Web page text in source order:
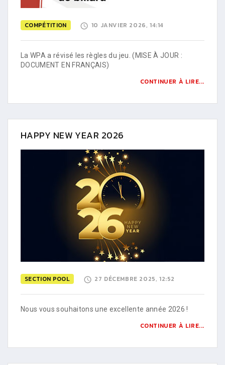
COMPÉTITION 10 JANVIER 2026, 14:14
La WPA a révisé les règles du jeu. (MISE À JOUR :
DOCUMENT EN FRANÇAIS)
CONTINUER À LIRE...
HAPPY NEW YEAR 2026
SECTION POOL 27 DÉCEMBRE 2025, 12:52
Nous vous souhaitons une excellente année 2026 !
CONTINUER À LIRE...